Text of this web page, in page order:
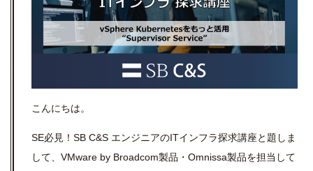
こんにちは。
SE必見！SB C&S エンジニアのITインフラ探求講座と題しま
して、VMware by Broadcom製品・Omnissa製品を担当して